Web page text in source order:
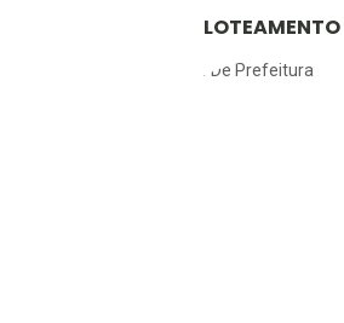
LOTEAMENTO